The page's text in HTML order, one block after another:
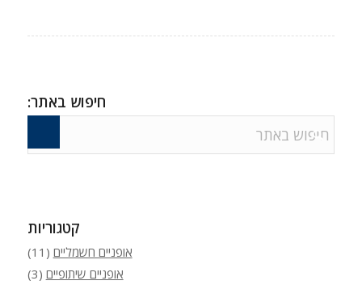
חיפוש באתר:
קטגוריות
אופניים חשמליים (11)
אופניים שיתופיים (3)